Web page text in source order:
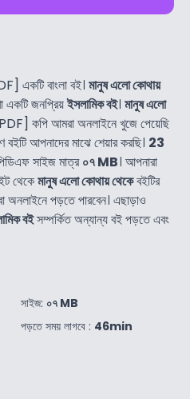
একটি বাংলা বই। মানুষ এলো কোথায়
একটি জনপ্রিয়ইসলামিক বই। মানুষ এলো
কপি আমরা অনলাইনে খুজে পেয়েছি
আপনাদের মাঝে শেয়ার করছি। 23
সাইজ মাত্র০৭ MB। আপনারা
থেকেমানুষ এলো কোথায় থেকেবইটির
পড়তে পারবেন। এছাড়াও
বইসম্পর্কিত অন্যান্য বই পড়তে এবং
সাইজ: ০৭ MB
পড়তে সময় লাগবে : 46min